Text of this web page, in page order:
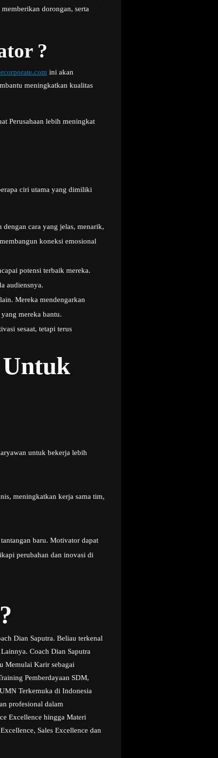
dorongan, serta
?
ini akan
meningkatkan kualitas
Perusahaan lebih meningkat
ciri utama yang dimiliki
dengan cara yang jelas, menarik,
koneksi emosional
potensi terbaik mereka.
audiensnya.
Mereka mendengarkan
mereka bantu.
sesaat, tetapi terus
untuk bekerja lebih
meningkatkan kerja sama tim,
baru. Motivator dapat
perubahan dan inovasi di
Dian Saputra. Beliau terkenal
Coach Dian Saputra
Memulai Karir sebagai
Pemberdayaan SDM,
Terkemuka di Indonesia
profesional dalam
Excellence hingga Materi
Sales Excellence dan